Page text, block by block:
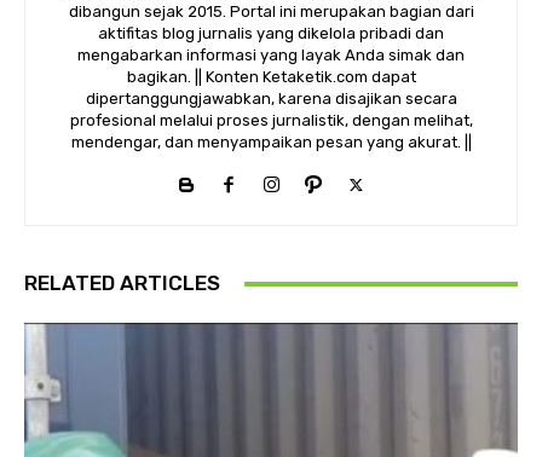
dibangun sejak 2015. Portal ini merupakan bagian dari
aktifitas blog jurnalis yang dikelola pribadi dan
mengabarkan informasi yang layak Anda simak dan
bagikan. || Konten Ketaketik.com dapat
dipertanggungjawabkan, karena disajikan secara
profesional melalui proses jurnalistik, dengan melihat,
mendengar, dan menyampaikan pesan yang akurat. ||
RELATED ARTICLES